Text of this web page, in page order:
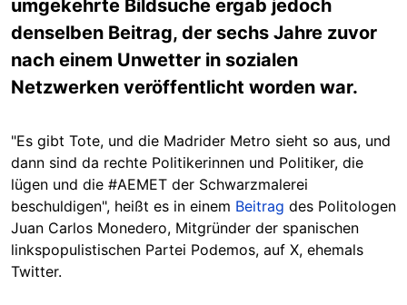
umgekehrte Bildsuche ergab jedoch
denselben Beitrag, der sechs Jahre zuvor
nach einem Unwetter in sozialen
Netzwerken veröffentlicht worden war.
"Es gibt Tote, und die Madrider Metro sieht so aus, und
dann sind da rechte Politikerinnen und Politiker, die
lügen und die #AEMET der Schwarzmalerei
beschuldigen", heißt es in einem Beitrag des Politologen
Juan Carlos Monedero, Mitgründer der spanischen
linkspopulistischen Partei Podemos, auf X, ehemals
Twitter.